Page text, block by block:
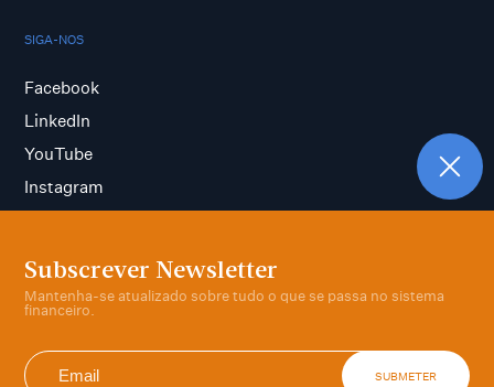
Subscrever Newsletter
Mantenha-se atualizado sobre tudo o que se passa no sistema
financeiro.
SUBMETER
SIGA-NOS
Facebook
LinkedIn
YouTube
Instagram
Termos e condições
Política de privacidade